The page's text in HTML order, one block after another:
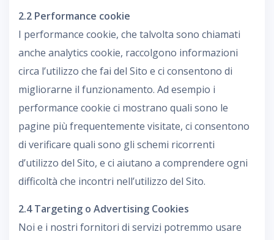
2.2 Performance cookie
I performance cookie, che talvolta sono chiamati
anche analytics cookie, raccolgono informazioni
circa l’utilizzo che fai del Sito e ci consentono di
migliorarne il funzionamento. Ad esempio i
performance cookie ci mostrano quali sono le
pagine più frequentemente visitate, ci consentono
di verificare quali sono gli schemi ricorrenti
d’utilizzo del Sito, e ci aiutano a comprendere ogni
difficoltà che incontri nell’utilizzo del Sito.
2.4 Targeting o Advertising Cookies
Noi e i nostri fornitori di servizi potremmo usare